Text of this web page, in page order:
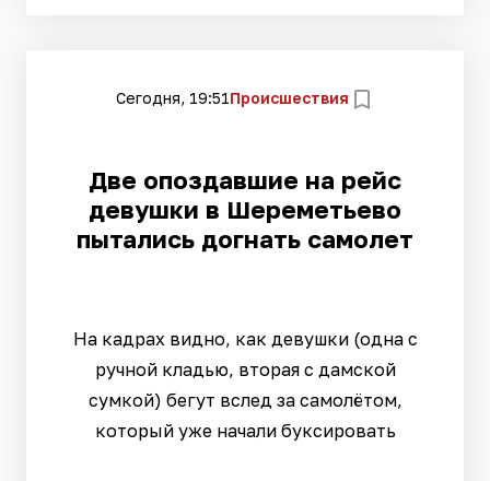
Сегодня, 19:51Происшествия
Две опоздавшие на рейс
девушки в Шереметьево
пытались догнать самолет
На кадрах видно, как девушки (одна с
ручной кладью, вторая с дамской
сумкой) бегут вслед за самолётом,
который уже начали буксировать